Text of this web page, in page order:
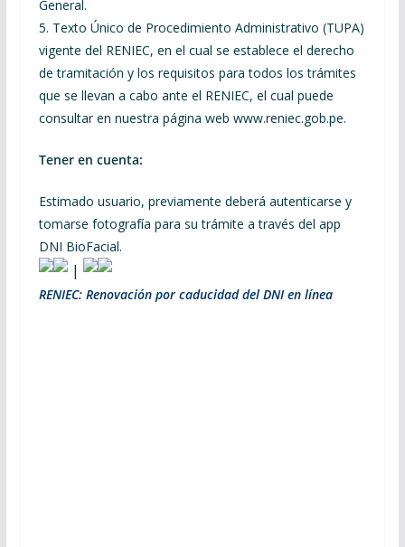
General.
5. Texto Único de Procedimiento Administrativo (TUPA)
vigente del RENIEC, en el cual se establece el derecho
de tramitación y los requisitos para todos los trámites
que se llevan a cabo ante el RENIEC, el cual puede
consultar en nuestra página web www.reniec.gob.pe.
Tener en cuenta:
Estimado usuario, previamente deberá autenticarse y
tomarse fotografía para su trámite a través del app
DNI BioFacial.
|
RENIEC: Renovación por caducidad del DNI en línea